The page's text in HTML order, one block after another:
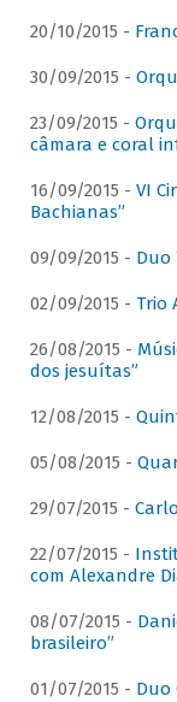
20/10/2015 -
30/09/2015 -
23/09/2015 -
câmara e coral
16/09/2015 - VI
Bachianas”
09/09/2015 - Duo
02/09/2015 - Trio
26/08/2015 -
dos jesuítas”
12/08/2015 -
05/08/2015 -
29/07/2015 -
22/07/2015 -
com Alexandre
08/07/2015 -
brasileiro”
01/07/2015 - Duo